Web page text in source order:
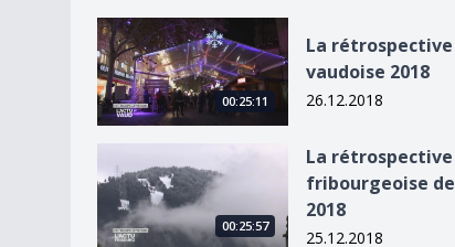
La rétrospective vaudoise 2018
00:25:11
La rétrospective
vaudoise 2018
26.12.2018
La rétrospective fribourgeoise de 2018
00:25:57
La rétrospective
fribourgeoise de
2018
25.12.2018